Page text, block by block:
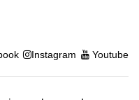
Instagram Youtube